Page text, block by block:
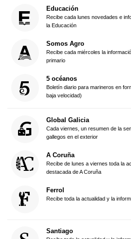
Educación
Recibe cada lunes novedades e
la Educación
Somos Agro
Recibe cada miércoles la
primario
5 océanos
Boletín diario para marineros en
baja velocidad)
Global Galicia
Cada viernes, un resumen de la
gallegos en el exterior
A Coruña
Recibe de lunes a viernes toda la
destacada de A Coruña
Ferrol
Recibe toda la actualidad y la
Santiago